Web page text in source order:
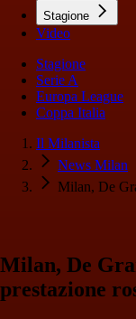
Stagione
Video
Stagione
Serie A
Europa League
Coppa Italia
Il Milanista
News Milan
Milan, De
Milan, De
prestazione